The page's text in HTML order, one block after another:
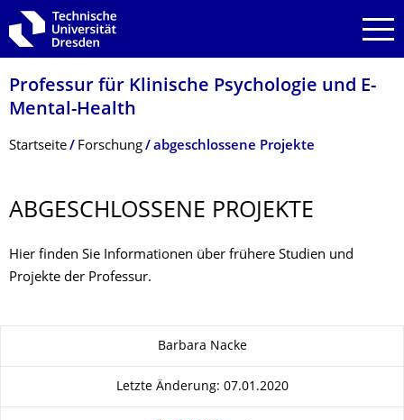
Zur Hauptnavigation springen
Zur Suche springen
Zum Inhalt springen
Professur für Klinische Psychologie und E-
Mental-Health
Breadcrumb-Menü
Startseite Forschung abgeschlossene Projekte
ABGESCHLOSSENE PROJEKTE
Hier finden Sie Informationen über frühere Studien und
Projekte der Professur.
Barbara Nacke
Letzte Änderung: 07.01.2020